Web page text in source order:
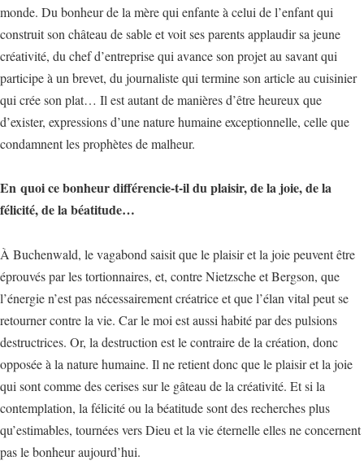
monde. Du bonheur de la mère qui enfante à celui de l’enfant qui
construit son château de sable et voit ses parents applaudir sa jeune
créativité, du chef d’entreprise qui avance son projet au savant qui
participe à un brevet, du journaliste qui termine son article au cuisinier
qui crée son plat… Il est autant de manières d’être heureux que
d’exister, expressions d’une nature humaine exceptionnelle, celle que
condamnent les prophètes de malheur.
En quoi ce bonheur différencie-t-il du plaisir, de la joie, de la
félicité, de la béatitude…
À Buchenwald, le vagabond saisit que le plaisir et la joie peuvent être
éprouvés par les tortionnaires, et, contre Nietzsche et Bergson, que
l’énergie n’est pas nécessairement créatrice et que l’élan vital peut se
retourner contre la vie. Car le moi est aussi habité par des pulsions
destructrices. Or, la destruction est le contraire de la création, donc
opposée à la nature humaine. Il ne retient donc que le plaisir et la joie
qui sont comme des cerises sur le gâteau de la créativité. Et si la
contemplation, la félicité ou la béatitude sont des recherches plus
qu’estimables, tournées vers Dieu et la vie éternelle elles ne concernent
pas le bonheur aujourd’hui.